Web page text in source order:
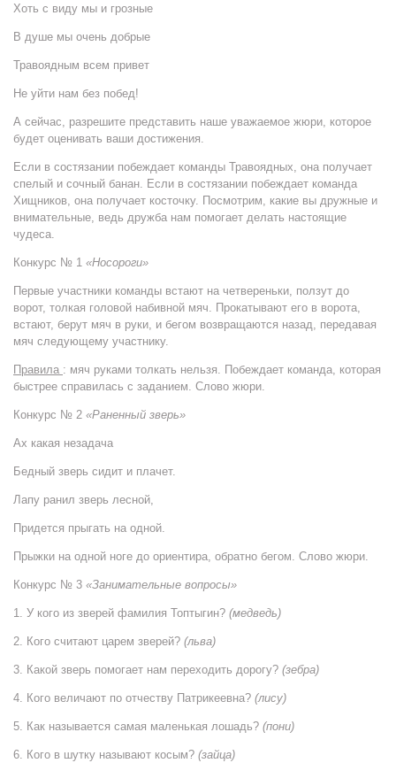
Хоть с виду мы и грозные
В душе мы очень добрые
Травоядным всем привет
Не уйти нам без побед!
А сейчас, разрешите представить наше уважаемое жюри, которое
будет оценивать ваши достижения.
Если в состязании побеждает команды Травоядных, она получает
спелый и сочный банан. Если в состязании побеждает команда
Хищников, она получает косточку. Посмотрим, какие вы дружные и
внимательные, ведь дружба нам помогает делать настоящие
чудеса.
Конкурс № 1 «Носороги»
Первые участники команды встают на четвереньки, ползут до
ворот, толкая головой набивной мяч. Прокатывают его в ворота,
встают, берут мяч в руки, и бегом возвращаются назад, передавая
мяч следующему участнику.
Правила : мяч руками толкать нельзя. Побеждает команда, которая
быстрее справилась с заданием. Слово жюри.
Конкурс № 2 «Раненный зверь»
Ах какая незадача
Бедный зверь сидит и плачет.
Лапу ранил зверь лесной,
Придется прыгать на одной.
Прыжки на одной ноге до ориентира, обратно бегом. Слово жюри.
Конкурс № 3 «Занимательные вопросы»
1. У кого из зверей фамилия Топтыгин? (медведь)
2. Кого считают царем зверей? (льва)
3. Какой зверь помогает нам переходить дорогу? (зебра)
4. Кого величают по отчеству Патрикеевна? (лису)
5. Как называется самая маленькая лошадь? (пони)
6. Кого в шутку называют косым? (зайца)